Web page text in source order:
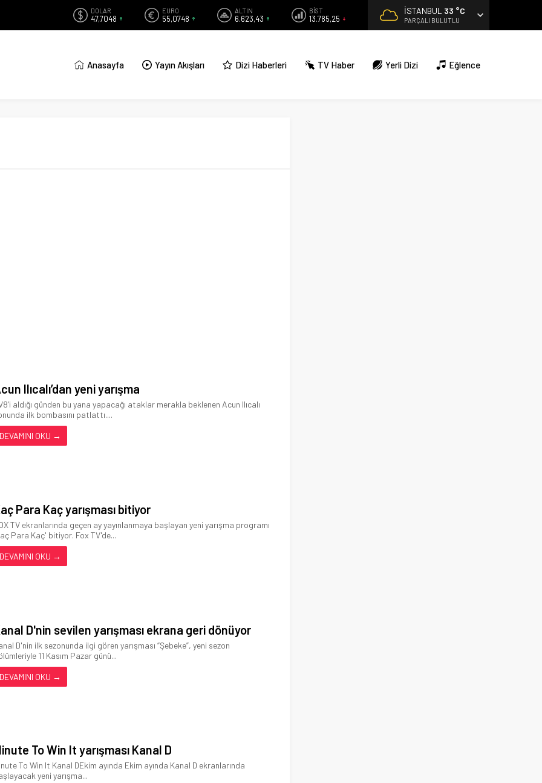
DOLAR
47,7048
EURO
55,0748
ALTIN
6.623,43
BİST
13.785,25
İSTANBUL 33 °C
PARÇALI BULUTLU
Anasayfa Yayın Akışları Dizi Haberleri TV Haber Yerli Dizi Eğlence
Ilıcalı’dan yeni yarışma
aldığı günden bu yana yapacağı ataklar merakla beklenen Acun Ilıcalı
ilk bombasını patlattı....
DEVAMINI OKU →
Para Kaç yarışması bitiyor
TV ekranlarında geçen ay yayınlanmaya başlayan yeni yarışma programı
Para Kaç' bitiyor. Fox TV'de...
DEVAMINI OKU →
D'nin sevilen yarışması ekrana geri dönüyor
D'nin ilk sezonunda ilgi gören yarışması “Şebeke”, yeni sezon
11 Kasım Pazar günü...
DEVAMINI OKU →
To Win It yarışması Kanal D
To Win It Kanal DEkim ayında Ekim ayında Kanal D ekranlarında
yeni yarışma...